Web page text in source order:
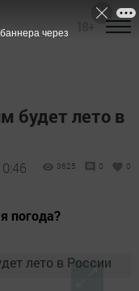
будет лето в
3625 0 0
погода?
через